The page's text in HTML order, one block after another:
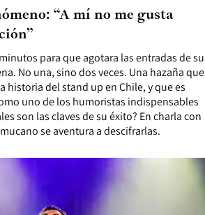
para que agotara las entradas de su
No una, sino dos veces. Una hazaña que
historia del stand up en Chile, y que es
uno de los humoristas indispensables
son las claves de su éxito? En charla con
se aventura a descifrarlas.
“A mí no me gusta